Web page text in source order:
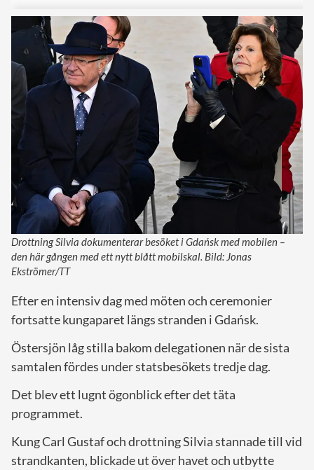
Drottning Silvia dokumenterar besöket i Gdańsk med mobilen –
den här gången med ett nytt blått mobilskal. Bild: Jonas
Ekströmer/TT
Efter en intensiv dag med möten och ceremonier
fortsatte kungaparet längs stranden i Gdańsk.
Östersjön låg stilla bakom delegationen när de sista
samtalen fördes under statsbesökets tredje dag.
Det blev ett lugnt ögonblick efter det täta
programmet.
Kung Carl Gustaf och drottning Silvia stannade till vid
strandkanten, blickade ut över havet och utbytte